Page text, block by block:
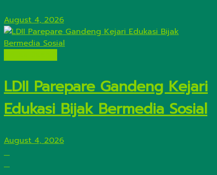
August 4, 2026
LDII Parepare Gandeng Kejari
Edukasi Bijak Bermedia Sosial
August 4, 2026